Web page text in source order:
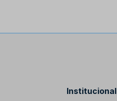
Institucional